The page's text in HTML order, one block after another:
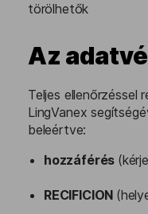
törölhetők
Az
Teljes ellenőrzéssel
LingVanex
beleértve:
hozzáférés
RECIFICION